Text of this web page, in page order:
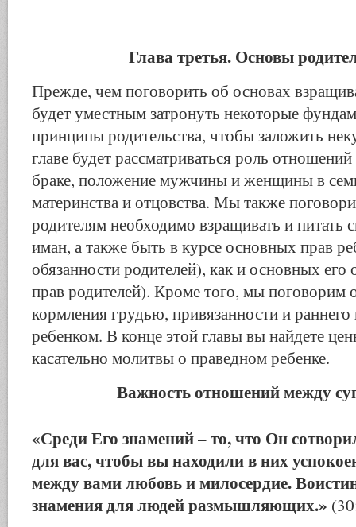
Глава третья. Основы
Прежде, чем поговорить об основах
будет уместным затронуть некоторые
принципы родительства, чтобы заложить
главе будет рассматриваться роль
браке, положение мужчины и женщины в
материнства и отцовства. Мы также
родителям необходимо взращивать и питать
иман, а также быть в курсе основных прав
обязанности родителей), как и основных его
прав родителей). Кроме того, мы поговорим
кормления грудью, привязанности и раннего
ребенком. В конце этой главы вы найдете
касательно молитвы о праведном ребенке.
Важность отношений между
«Среди Его знамений – то, что Он
для вас, чтобы вы находили в них
между вами любовь и милосердие.
знамения для людей размышляющих.»